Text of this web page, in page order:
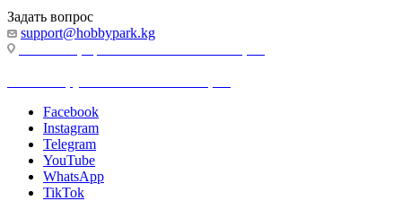
Задать вопрос
support@hobbypark.kg
Facebook
Instagram
Telegram
YouTube
WhatsApp
TikTok